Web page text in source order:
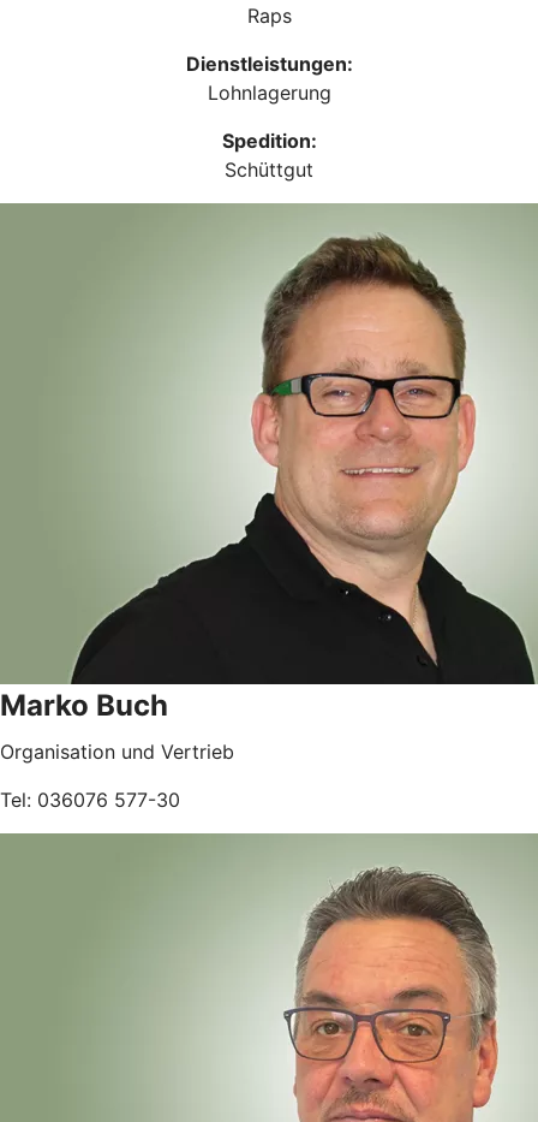
Raps
Dienstleistungen:
Lohnlagerung
Spedition:
Schüttgut
Marko Buch
Organisation und Vertrieb
Tel: 036076 577-30